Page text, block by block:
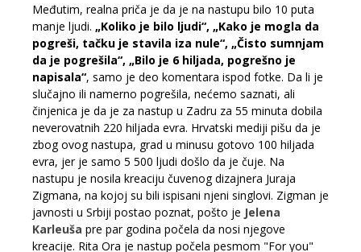
Međutim, realna priča je da je na nastupu bilo 10 puta
manje ljudi. „Koliko je bilo ljudi“, „Kako je mogla da
pogreši, tačku je stavila iza nule“, „Čisto sumnjam
da je pogrešila“, „Bilo je 6 hiljada, pogrešno je
napisala“, samo je deo komentara ispod fotke. Da li je
slučajno ili namerno pogrešila, nećemo saznati, ali
činjenica je da je za nastup u Zadru za 55 minuta dobila
neverovatnih 220 hiljada evra. Hrvatski mediji pišu da je
zbog ovog nastupa, grad u minusu gotovo 100 hiljada
evra, jer je samo 5 500 ljudi došlo da je čuje. Na
nastupu je nosila kreaciju čuvenog dizajnera Juraja
Zigmana, na kojoj su bili ispisani njeni singlovi. Zigman je
javnosti u Srbiji postao poznat, pošto je Jelena
Karleuša pre par godina počela da nosi njegove
kreacije. Rita Ora je nastup počela pesmom "For you"